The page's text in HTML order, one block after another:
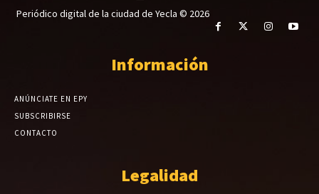
Periódico digital de la ciudad de Yecla © 2026
Información
ANÚNCIATE EN EPY
SUBSCRIBIRSE
CONTACTO
Legalidad